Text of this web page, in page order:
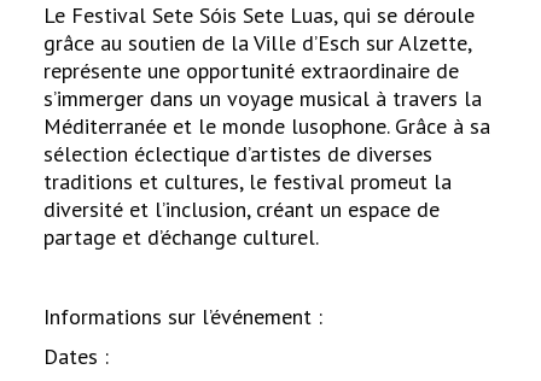
Le Festival Sete Sóis Sete Luas, qui se déroule
grâce au soutien de la Ville d’Esch sur Alzette,
représente une opportunité extraordinaire de
s’immerger dans un voyage musical à travers la
Méditerranée et le monde lusophone. Grâce à sa
sélection éclectique d’artistes de diverses
traditions et cultures, le festival promeut la
diversité et l’inclusion, créant un espace de
partage et d’échange culturel.
Informations sur l’événement :
Dates :